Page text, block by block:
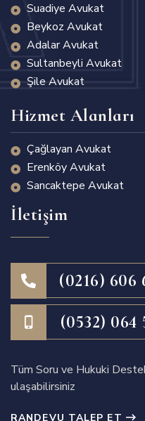
Suadiye Avukat
Beykoz Avukat
Adalar Avukat
Sultanbeyli Avukat
Şile Avukat
Hizmet Alanları
Çağlayan Avukat
Erenköy Avukat
Sancaktepe Avukat
İletişim
(0216) 606
(0532) 064
Tüm Soru ve Hukuki
ulaşabilirsiniz
RANDEVU TALEP ET